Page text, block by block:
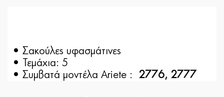
• Σακούλες υφασμάτινες
• Τεμάχια: 5
• Συμβατά μοντέλα Ariete : 2776, 2777